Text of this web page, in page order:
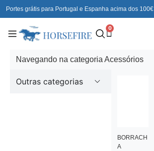
Portes grátis para Portugal e Espanha acima dos 100€
0
Navegando na categoria Acessórios
Outras categorias
BORRACH
A